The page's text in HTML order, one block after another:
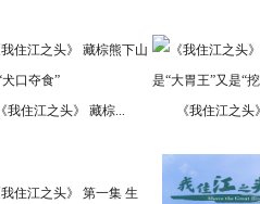
《我住江之头》 藏棕... 《我住江之头